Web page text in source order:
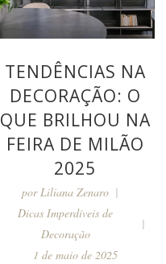
TENDÊNCIAS NA
DECORAÇÃO: O
QUE BRILHOU NA
FEIRA DE MILÃO
2025
porLiliana Zenaro
Dicas Imperdíveis de
Decoração
1 de maio de 2025